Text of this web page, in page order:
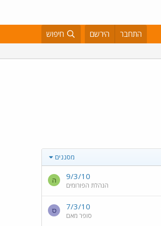
התחבר הירשם חיפוש
מסננים
9/3/10
הנהלת הפורומים
ה
7/3/10
סופר מאם
ס